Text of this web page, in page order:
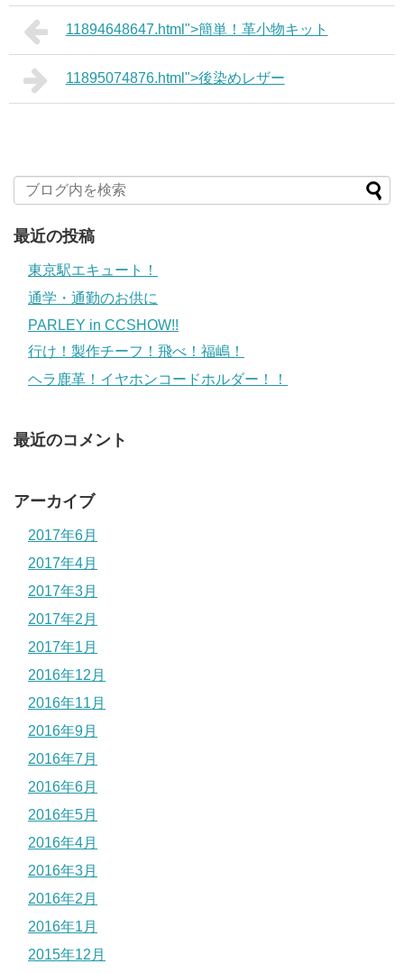
11894648647.html">簡単！革小物キット
11895074876.html">後染めレザー
最近の投稿
東京駅エキュート！
通学・通勤のお供に
PARLEY in CCSHOW!!
行け！製作チーフ！飛べ！福嶋！
ヘラ鹿革！イヤホンコードホルダー！！
最近のコメント
アーカイブ
2017年6月
2017年4月
2017年3月
2017年2月
2017年1月
2016年12月
2016年11月
2016年9月
2016年7月
2016年6月
2016年5月
2016年4月
2016年3月
2016年2月
2016年1月
2015年12月